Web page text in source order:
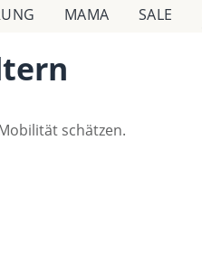
MAMA SALE
schätzen.